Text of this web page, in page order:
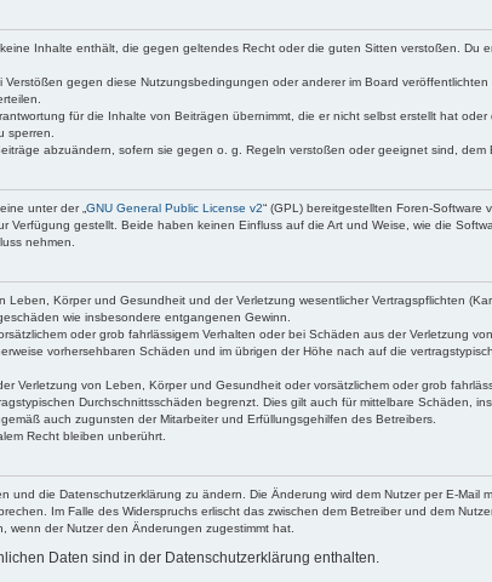
Inhalte enthält, die gegen geltendes Recht oder die guten Sitten verstoßen.
gegen diese Nutzungsbedingungen oder anderer im Board
für die Inhalte von Beiträgen übernimmt, die er nicht selbst erstellt hat
sperren.
abzuändern, sofern sie gegen o. g. Regeln verstoßen oder geeignet sind, dem
unter der „ GNU General Public License v2“ (GPL) bereitgestellten Foren-
Verfügung gestellt. Beide haben keinen Einfluss auf die Art und Weise, wie die
nehmen.
Leben, Körper und Gesundheit und der Verletzung wesentlicher Vertragspflichten
wie insbesondere entgangenen Gewinn.
oder grob fahrlässigem Verhalten oder bei Schäden aus der Verletzung
vorhersehbaren Schäden und im übrigen der Höhe nach auf die
Verletzung von Leben, Körper und Gesundheit oder vorsätzlichem oder grob
Durchschnittsschäden begrenzt. Dies gilt auch für mittelbare Schäden,
auch zugunsten der Mitarbeiter und Erfüllungsgehilfen des Betreibers.
Recht bleiben unberührt.
und die Datenschutzerklärung zu ändern. Die Änderung wird dem Nutzer per E-Mail
Im Falle des Widerspruchs erlischt das zwischen dem Betreiber und dem
der Nutzer den Änderungen zugestimmt hat.
Daten sind in der Datenschutzerklärung enthalten.